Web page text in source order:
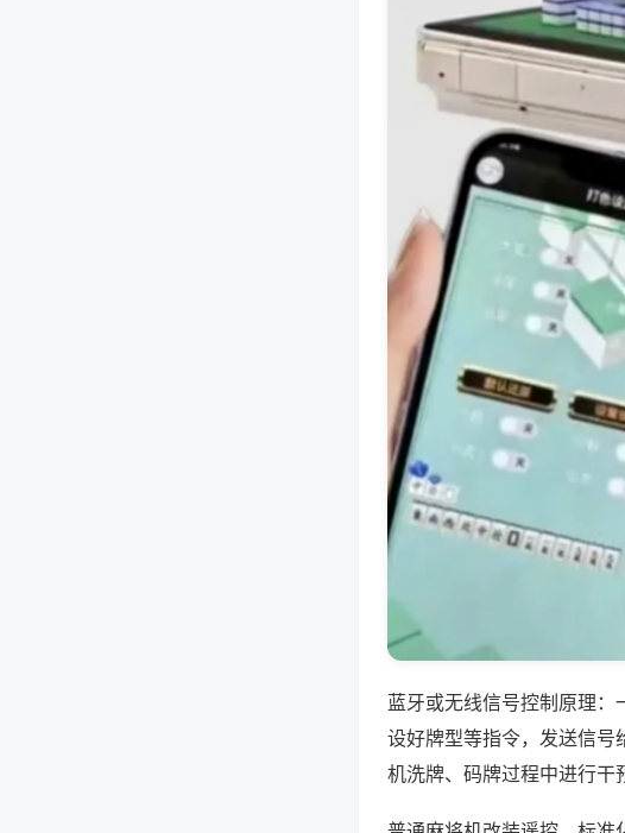
蓝牙或无线信号控制原理
设好牌型等指令，发送信号
机洗牌、码牌过程中进行干